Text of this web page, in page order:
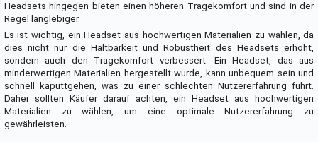
Headsets hingegen bieten einen höheren Tragekomfort und sind in der
Regel langlebiger.
Es ist wichtig, ein Headset aus hochwertigen Materialien zu wählen, da
dies nicht nur die Haltbarkeit und Robustheit des Headsets erhöht,
sondern auch den Tragekomfort verbessert. Ein Headset, das aus
minderwertigen Materialien hergestellt wurde, kann unbequem sein und
schnell kaputtgehen, was zu einer schlechten Nutzererfahrung führt.
Daher sollten Käufer darauf achten, ein Headset aus hochwertigen
Materialien zu wählen, um eine optimale Nutzererfahrung zu
gewährleisten.